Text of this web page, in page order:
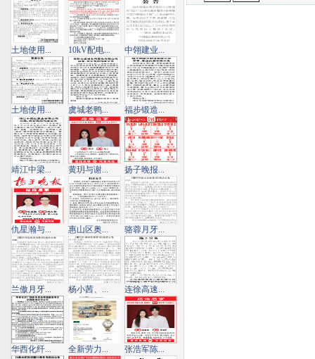
土地使用... 10kV配电... 中翎建业...
土地使用... 虞城老鸭... 福步锻造...
靖江中梁... 黄玥与谢... 扬子晚报...
仇星瀚与... 惠山区奥... 骆蓉月牙...
兰傲月牙... 杨小茜、... 连徐高速...
华西化纤... 全新劳力... 张浩军陈...